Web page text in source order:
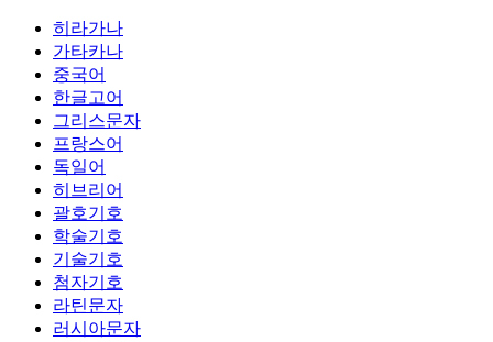
히라가나
가타카나
중국어
한글고어
그리스문자
프랑스어
독일어
히브리어
괄호기호
학술기호
기술기호
첨자기호
라틴문자
러시아문자